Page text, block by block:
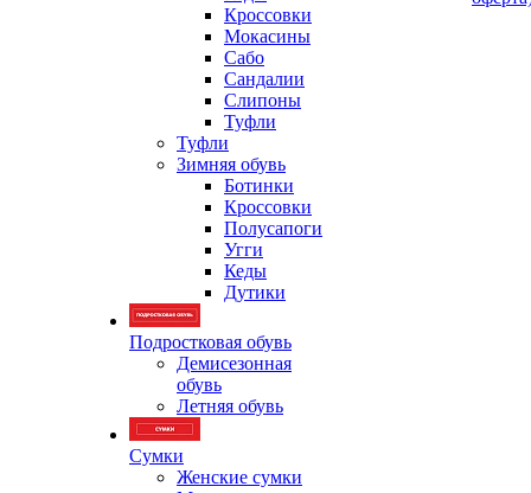
Кроссовки
Мокасины
Сабо
Сандалии
Слипоны
Туфли
Туфли
Зимняя обувь
Ботинки
Кроссовки
Полусапоги
Угги
Кеды
Дутики
Подростковая обувь
Демисезонная
обувь
Летняя обувь
Сумки
Женские сумки